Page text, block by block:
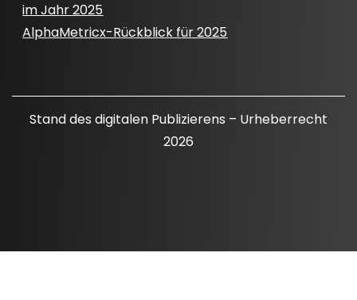
im Jahr 2025
AlphaMetricx-Rückblick für 2025
Stand des digitalen Publizierens – Urheberrecht
2026